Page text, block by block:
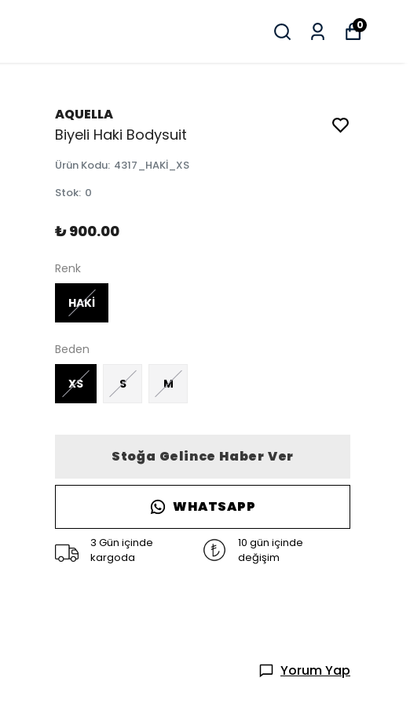
0
AQUELLA
Biyeli Haki Bodysuit
Ürün Kodu: 4317_HAKİ_XS
Stok: 0
₺ 900.00
Renk
HAKİ
Beden
XS S M
Stoğa Gelince Haber Ver
WHATSAPP
3 Gün içinde
kargoda
10 gün içinde
değişim
Yorum Yap